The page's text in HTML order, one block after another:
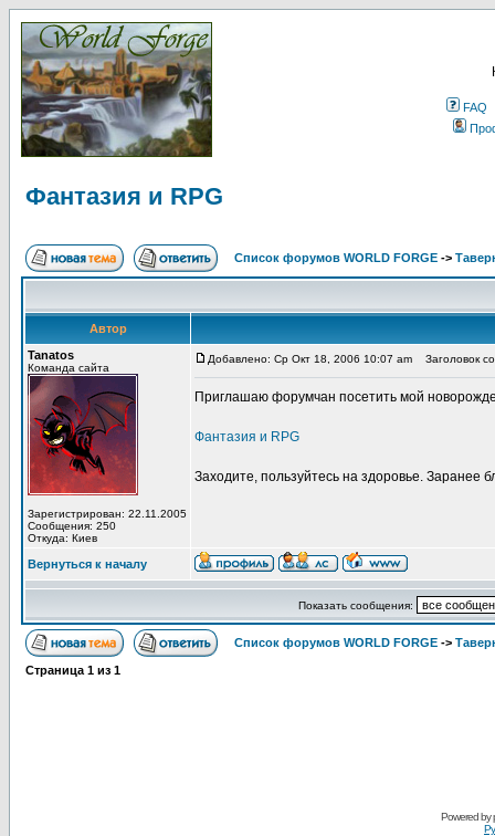
FAQ
Фантазия и RPG
Список форумов WORLD FORGE ->
Автор
Tanatos
Команда сайта
Зарегистрирован: 22.11.2005
Сообщения: 250
Откуда: Киев
Добавлено: Ср Окт 18, 2006 10:07 am Заголовок
Приглашаю форумчан посетить мой
Фантазия и RPG
Заходите, пользуйтесь на здоровье. Заранее
Вернуться к началу
Показать сообщения:
Список форумов WORLD FORGE ->
Страница 1 из 1
Powered by